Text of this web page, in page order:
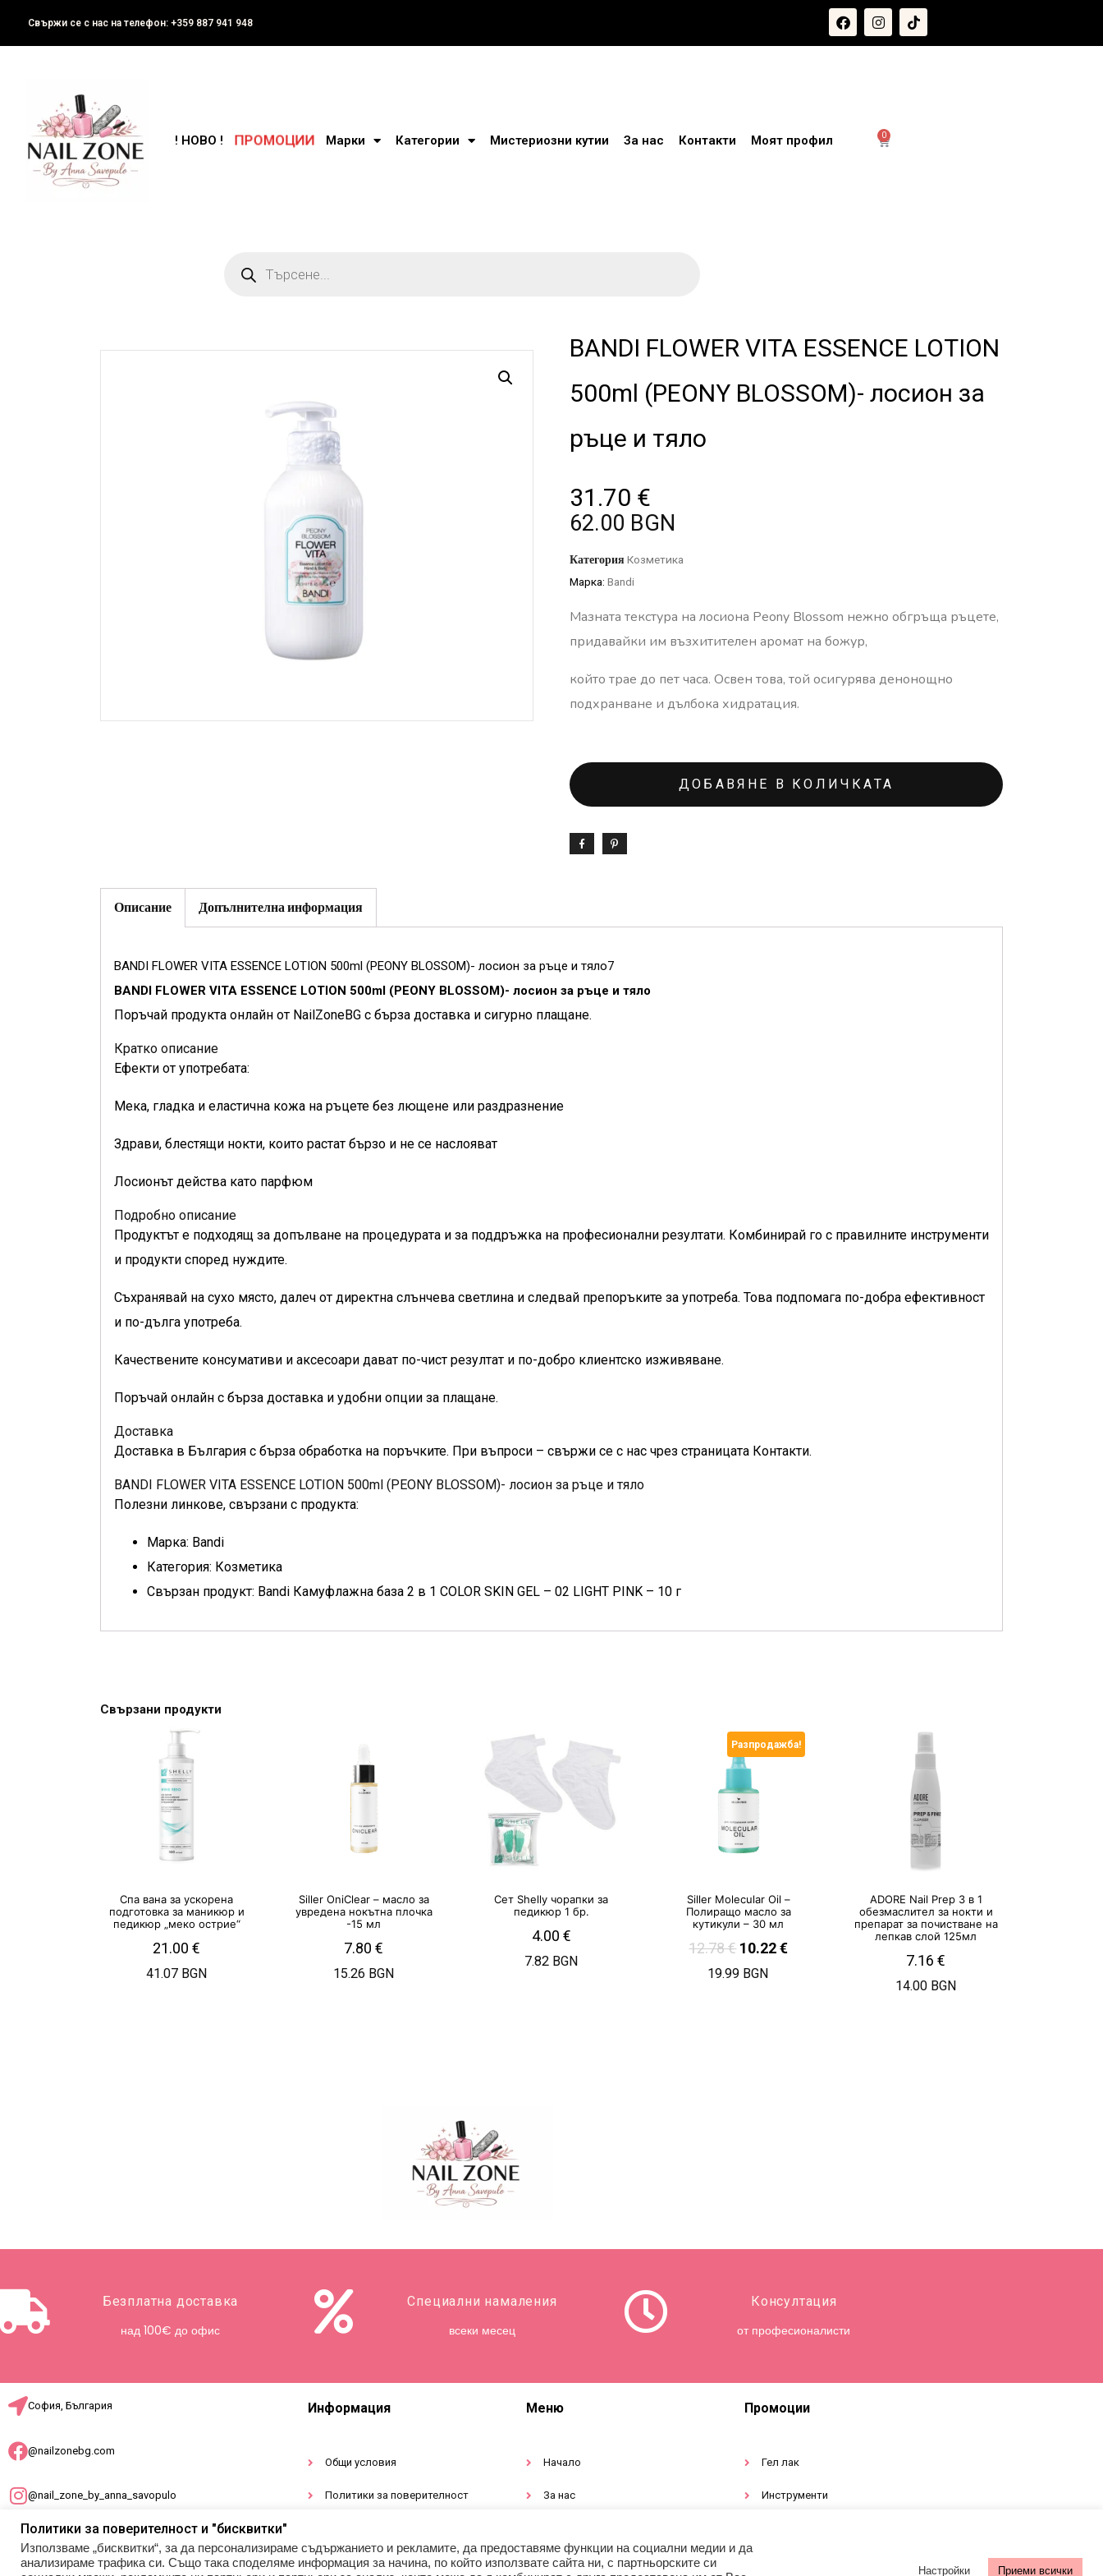
Свържи се с нас на телефон: +359 887 941 948
0
! НОВО ! ПРОМОЦИИ Марки Категории Мистериозни кутии За нас Контакти Моят профил
BANDI FLOWER VITA ESSENCE LOTION
500ml (PEONY BLOSSOM)- лосион за
ръце и тяло
31.70 €
62.00 BGN
Категория Козметика
Марка: Bandi
Мазната текстура на лосиона Peony Blossom нежно обгръща ръцете,
придавайки им възхитителен аромат на божур,
който трае до пет часа. Освен това, той осигурява денонощно
подхранване и дълбока хидратация.
ДОБАВЯНЕ В КОЛИЧКАТА
Описание Допълнителна информация
BANDI FLOWER VITA ESSENCE LOTION 500ml (PEONY BLOSSOM)- лосион за ръце и тяло7
BANDI FLOWER VITA ESSENCE LOTION 500ml (PEONY BLOSSOM)- лосион за ръце и тяло
Поръчай продукта онлайн от NailZoneBG с бърза доставка и сигурно плащане.
Кратко описание
Ефекти от употребата:
Мека, гладка и еластична кожа на ръцете без лющене или раздразнение
Здрави, блестящи нокти, които растат бързо и не се наслояват
Лосионът действа като парфюм
Подробно описание
Продуктът е подходящ за допълване на процедурата и за поддръжка на професионални резултати. Комбинирай го с правилните инструменти
и продукти според нуждите.
Съхранявай на сухо място, далеч от директна слънчева светлина и следвай препоръките за употреба. Това подпомага по-добра ефективност
и по-дълга употреба.
Качествените консумативи и аксесоари дават по-чист резултат и по-добро клиентско изживяване.
Поръчай онлайн с бърза доставка и удобни опции за плащане.
Доставка
Доставка в България с бърза обработка на поръчките. При въпроси – свържи се с нас чрез страницата Контакти.
BANDI FLOWER VITA ESSENCE LOTION 500ml (PEONY BLOSSOM)- лосион за ръце и тяло
Полезни линкове, свързани с продукта:
Марка: Bandi
Категория: Козметика
Свързан продукт: Bandi Камуфлажна база 2 в 1 COLOR SKIN GEL – 02 LIGHT PINK – 10 г
Свързани продукти
Спа вана за ускорена
подготовка за маникюр и
педикюр „меко острие“
21.00€
41.07 BGN
Siller OniClear – масло за
увредена нокътна плочка
-15 мл
7.80€
15.26 BGN
Сет Shelly чорапки за
педикюр 1 бр.
4.00 €
7.82 BGN
Разпродажба!
Siller Molecular Oil –
Полиращо масло за
кутикули – 30 мл
12.78€ 10.22€
19.99 BGN
ADORE Nail Prep 3 в 1
обезмаслител за нокти и
препарат за почистване на
лепкав слой 125мл
7.16€
14.00 BGN
Безплатна доставка
над 100€ до офис
Специални намаления
всеки месец
Консултация
от професионалисти
София, България
@nailzonebg.com
@nail_zone_by_anna_savopulo
office@nailzonebg.com
Информация
Общи условия
Политики за поверителност
Меню
Начало
За нас
Промоции
Гел лак
Инструменти
Политики за поверителност и "бисквитки"
Използваме „бисквитки“, за да персонализираме съдържанието и рекламите, да предоставяме функции на социални медии и да
анализираме трафика си. Също така споделяме информация за начина, по който използвате сайта ни, с партньорските си
Настройки Приеми всички